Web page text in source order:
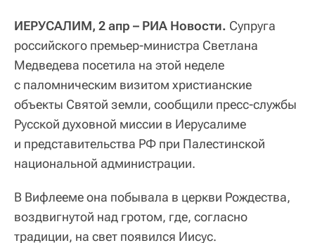
ИЕРУСАЛИМ, 2 апр – РИА Новости. Супруга
российского премьер-министра Светлана
Медведева посетила на этой неделе
с паломническим визитом христианские
объекты Святой земли, сообщили пресс-службы
Русской духовной миссии в Иерусалиме
и представительства РФ при Палестинской
национальной администрации.
В Вифлееме она побывала в церкви Рождества,
воздвигнутой над гротом, где, согласно
традиции, на свет появился Иисус.